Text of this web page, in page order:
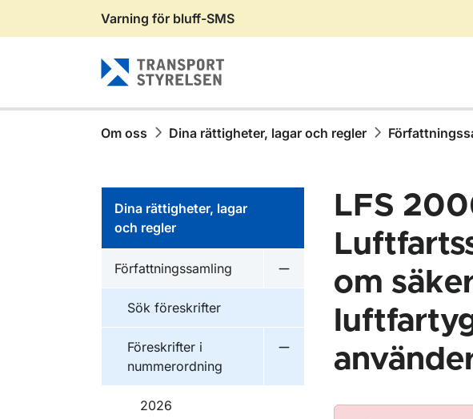
Gå till sidans innehåll
Varning för bluff-SMS
Om oss Dina rättigheter, lagar och regler
Dina rättigheter, lagar
och regler
Författningssamling
Undermeny för
Sök föreskrifter
Föreskrifter i
nummerordning
Undermeny för Föreskrifter i
2026
LFS
om